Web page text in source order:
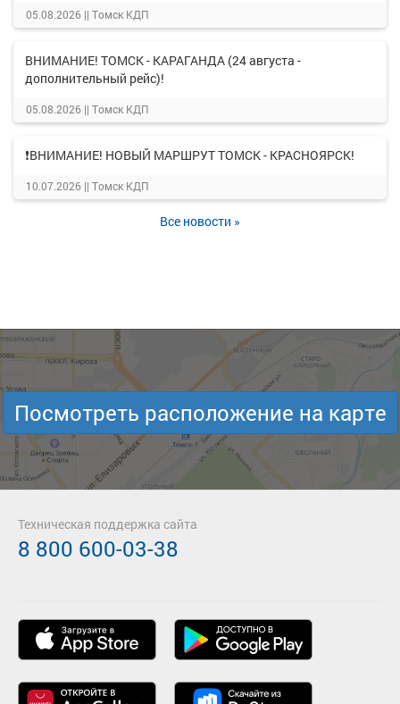
05.08.2026 || Томск КДП
ВНИМАНИЕ! ТОМСК - КАРАГАНДА (24 августа -
дополнительный рейс)!
05.08.2026 || Томск КДП
❗ВНИМАНИЕ! НОВЫЙ МАРШРУТ ТОМСК - КРАСНОЯРСК!
10.07.2026 || Томск КДП
Все новости »
Посмотреть расположение на карте
Техническая поддержка сайта
8 800 600-03-38